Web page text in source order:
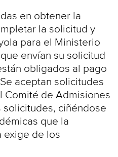
en obtener la
la solicitud y
para el Ministerio
envían su solicitud
obligados al pago
aceptan solicitudes
Comité de Admisiones
solicitudes, ciñéndose
que la
exige de los